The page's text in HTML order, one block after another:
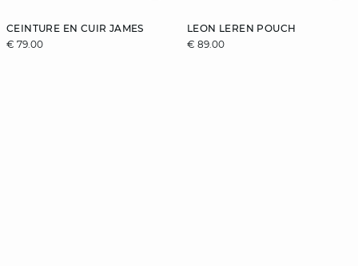
CEINTURE EN CUIR JAMES
€ 79.00
LEON LEREN POUCH
€ 89.00